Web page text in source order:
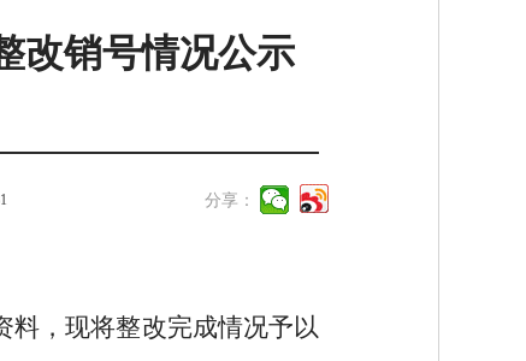
改销号情况公示
分享：
料，现将整改完成情况予以